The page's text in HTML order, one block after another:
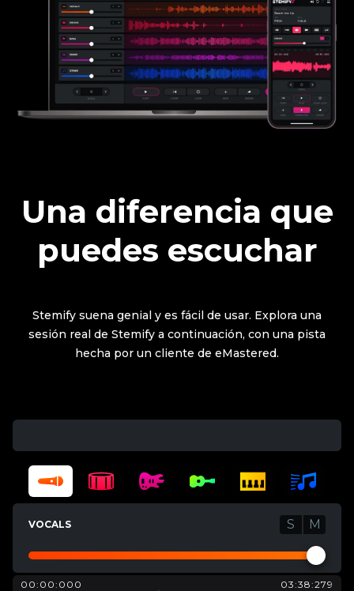
Una diferencia que
puedes escuchar
Stemify suena genial y es fácil de usar. Explora una
sesión real de Stemify a continuación, con una pista
hecha por un cliente de eMastered.
00:00:000 03:38:279
VOCALS S M